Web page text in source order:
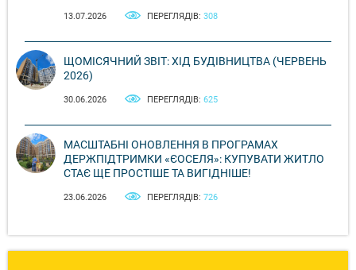
13.07.2026 ПЕРЕГЛЯДІВ: 308
ЩОМІСЯЧНИЙ ЗВІТ: ХІД БУДІВНИЦТВА (ЧЕРВЕНЬ
2026)
30.06.2026 ПЕРЕГЛЯДІВ: 625
МАСШТАБНІ ОНОВЛЕННЯ В ПРОГРАМАХ
ДЕРЖПІДТРИМКИ «ЄОСЕЛЯ»: КУПУВАТИ ЖИТЛО
СТАЄ ЩЕ ПРОСТІШЕ ТА ВИГІДНІШЕ!
23.06.2026 ПЕРЕГЛЯДІВ: 726